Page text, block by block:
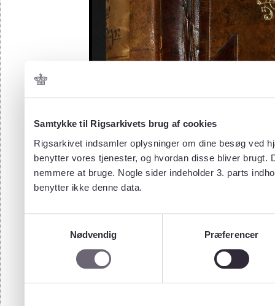
Samtykke til Rigsarkivets brug af cookies
Rigsarkivet indsamler oplysninger om dine besøg ved
benytter vores tjenester, og hvordan disse bliver
nemmere at bruge. Nogle sider indeholder 3. parts
benytter ikke denne data.
Nødvendig
Præferencer